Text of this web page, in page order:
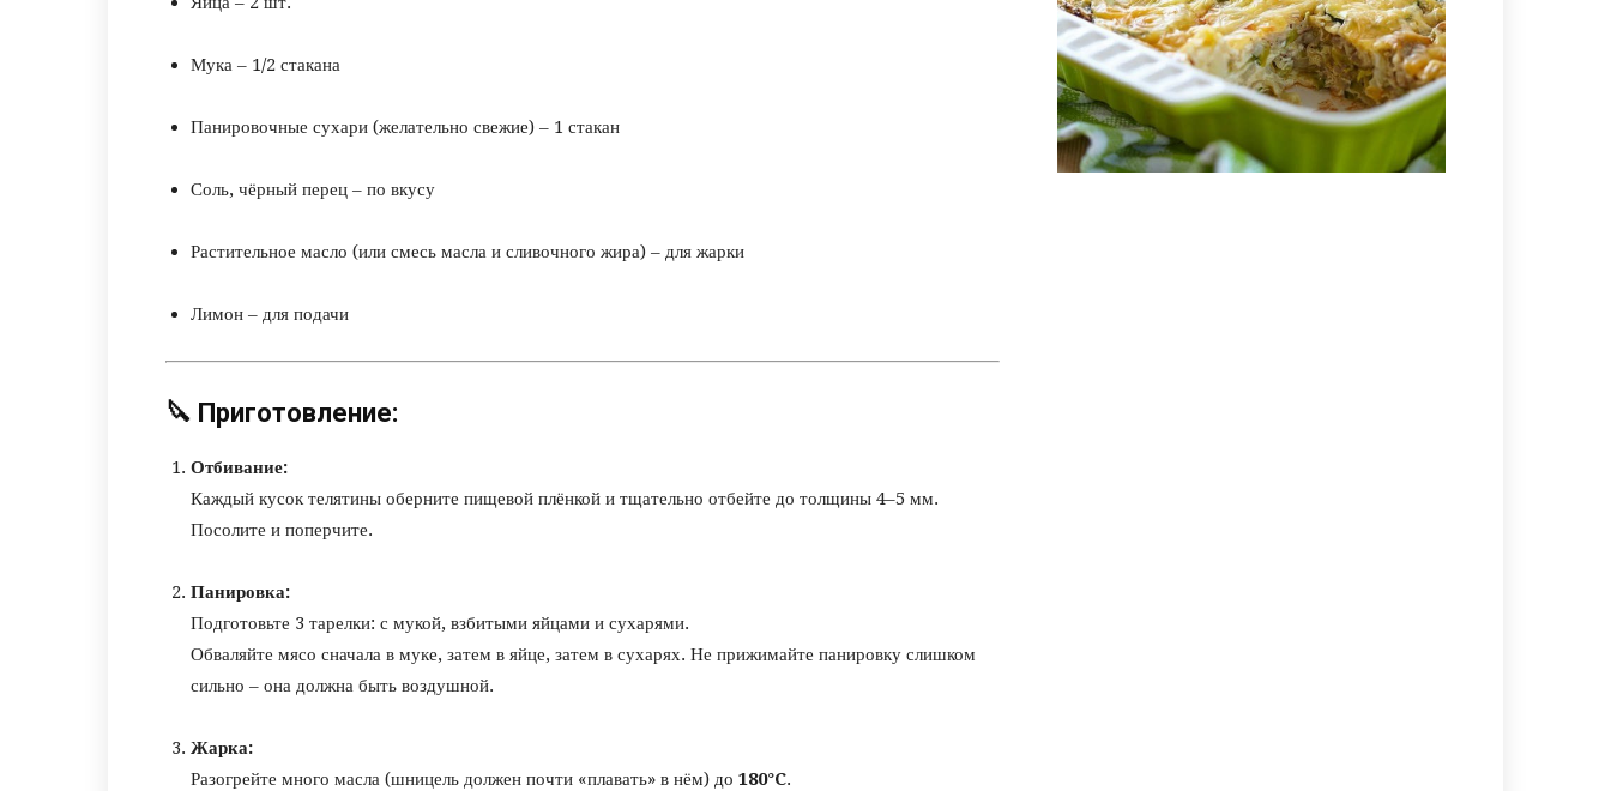
Мука – 1/2 стакана
Панировочные сухари (желательно свежие) – 1 стакан
Соль, чёрный перец – по вкусу
Растительное масло (или смесь масла и сливочного жира) – для жарки
Лимон – для подачи
🔪 Приготовление:
Отбивание:
Каждый кусок телятины оберните пищевой плёнкой и тщательно отбейте до толщины 4–5 мм.
Посолите и поперчите.
Панировка:
Подготовьте 3 тарелки: с мукой, взбитыми яйцами и сухарями.
Обваляйте мясо сначала в муке, затем в яйце, затем в сухарях. Не прижимайте панировку слишком
сильно – она должна быть воздушной.
Жарка:
Разогрейте много масла (шницель должен почти «плавать» в нём) до 180°C.